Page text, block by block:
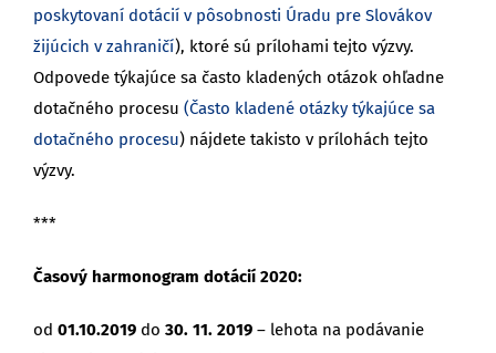
poskytovaní dotácií v pôsobnosti Úradu pre Slovákov
žijúcich v zahraničí), ktoré sú prílohami tejto výzvy.
Odpovede týkajúce sa často kladených otázok ohľadne
dotačného procesu (Často kladené otázky týkajúce sa
dotačného procesu) nájdete takisto v prílohách tejto
výzvy.
***
Časový harmonogram dotácií 2020:
od 01.10.2019 do 30. 11. 2019 – lehota na podávanie